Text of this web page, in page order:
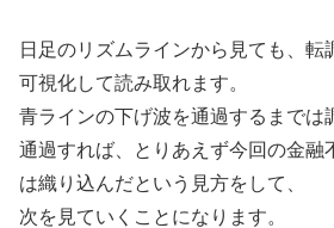
日足のリズムラインから見ても、転
可視化して読み取れます。
青ラインの下げ波を通過するまでは
通過すれば、とりあえず今回の金融
は織り込んだという見方をして、
次を見ていくことになります。